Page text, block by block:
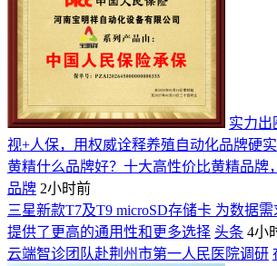
实力出
视+人保，用权威诠释养殖自动化品牌硬
黄精什么品牌好？十大高性价比黄精品牌
品牌 2小时前
三星新款T7及T9 microSD存储卡 为数据
提供了更高的通用性和更多选择 头条 4小
云端智诊团队赴荆州市第一人民医院调研